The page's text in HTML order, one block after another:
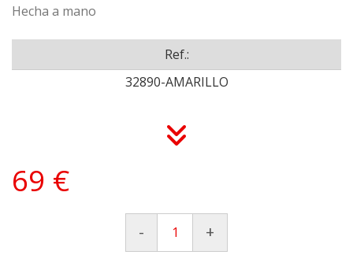
Hecha a mano
Ref.:
32890-AMARILLO
69 €
-
+